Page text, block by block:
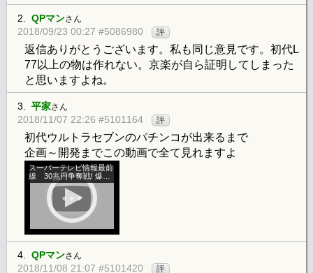
2. QPマンさん
2018/09/23 00:27 #5086980 評
返信ありがとうございます。私も同じ意見です。初代L
77以上の物は作れない。京楽が自ら証明してしまった
と思いますよね。
3. 平家さん
2018/11/07 22:26 #5101164 評
初代ウルトラセブンのパチンコが出来るまで
企画～開発までこの動画で全て見れますよ
スーパーテレビ情報最前
線 30兆円争奪戦! 爆裂
パチンコ・ウォーズ
4. QPマンさん
2018/11/08 21:07 #5101420 評